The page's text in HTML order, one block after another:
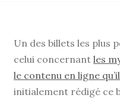
Un des billets les plus
celui concernant les
le contenu en ligne
initialement rédigé ce